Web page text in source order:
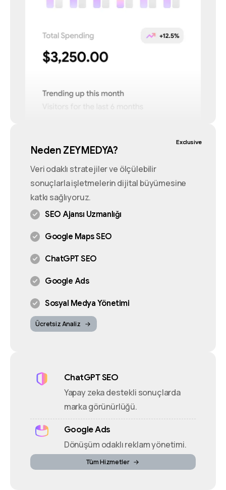
Neden ZEYMEDYA?
Veri odaklı stratejiler ve ölçülebilir
sonuçlarla işletmelerin dijital büyümesine
katkı sağlıyoruz.
SEO Ajansı Uzmanlığı
Google Maps SEO
ChatGPT SEO
Google Ads
Sosyal Medya Yönetimi
Ücretsiz Analiz
Exclusive
ChatGPT SEO
Yapay zeka destekli sonuçlarda
marka görünürlüğü.
Google Ads
Dönüşüm odaklı reklam yönetimi.
Tüm Hizmetler